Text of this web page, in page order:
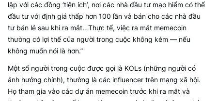
lập với các đồng ‘tiện ích’, nơi các nhà đầu tư mạo hiểm có thể
đầu tư với định giá thấp hơn 100 lần và bán cho các nhà đầu
tư bán lẻ sau khi ra mắt…Thực tế, việc ra mắt memecoin
thường có lợi thế của người trong cuộc không kém — nếu
không muốn nói là hơn.”
Một số người trong cuộc được gọi là KOLs (những người có
ảnh hưởng chính), thường là các influencer trên mạng xã hội.
Họ tham gia vào các dự án memecoin trước khi ra mắt và